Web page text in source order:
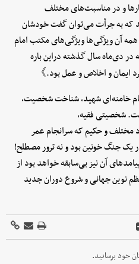
و در مناسبت‌های مختلف
که به جرأت می‌توان گفت خودشان
همه آن ویژگی‌ها ویژگی‌های مکتب امام
دی‌ماه سال گذشته دراین باره
ایمان و اخلاص و عمل بود.》
خامنه‌ای شهید، شناخت شخصیت،
شخصیتی فقیه،
مختلف و حکیم که سرانجام عمر
یک جنگ خونین بود و نه ترور مصطلح!
آن نیز بی‌سابقه خواهد بود از
نوین جهانی و شروع دوران جدید
خود برسانید.